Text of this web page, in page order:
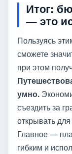
Итог:
— это
Пользуясь
сможете
при этом
умно.
съездить за
открывать
Главное —
гибким и